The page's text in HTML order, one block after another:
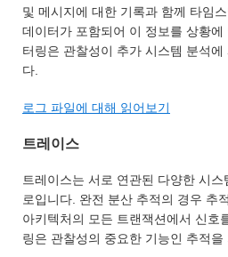
및 메시지에 대한 기록과 함께 타임
데이터가 포함되어 이 정보를 상황
터링은 관찰성이 추가 시스템 분석
다.
로그 파일에 대해 읽어보기
트레이스
트레이스는 서로 연관된 다양한 시
로입니다. 완전 분산 추적의 경우 추
아키텍처의 모든 트랜잭션에서 신호
링은 관찰성의 중요한 기능인 추적을